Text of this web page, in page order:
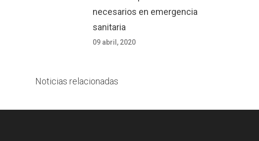
necesarios en emergencia
sanitaria
09 abril, 2020
Noticias relacionadas